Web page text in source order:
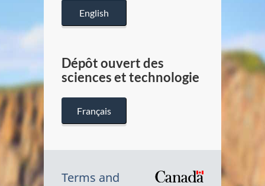
English
Dépôt ouvert des
sciences et technologie
Français
Terms and